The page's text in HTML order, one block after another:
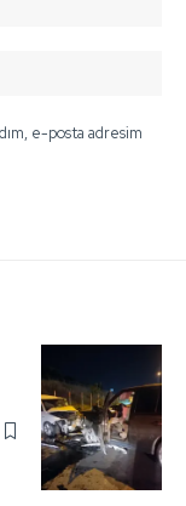
e-posta adresim